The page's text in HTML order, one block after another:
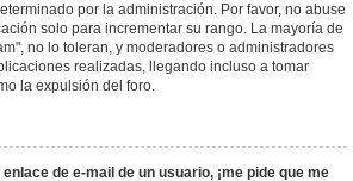
por la administración. Por favor, no abuse
solo para incrementar su rango. La mayoría de
no lo toleran, y moderadores o administradores
realizadas, llegando incluso a tomar
la expulsión del foro.
de e-mail de un usuario, ¡me pide que me